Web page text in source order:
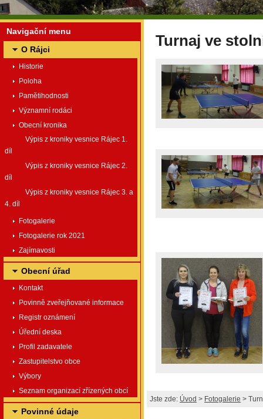
Navigační menu
O Rájci
Historie
Poloha
Pamětihodnosti
Významní rodáci
Obecní kronika
Výpis z kroniky vesnice Rájec 1.
díl
Výpis z kroniky vesnice Rájec 2.
díl
Výpis z kroniky vesnice Rájec 3. a
4. díl
Fotogalerie
Fotogalerie rok 2021
Zajímavosti
Obecní úřad
Kontakt
Povinně zveřejňované informace
Registr oznámení
Úřední deska
Profil zadavatele
Zastupitelstvo obce
Výbory
Seznam organizací zřízených obcí
Povinné údaje
Turnaj ve
Jste zde: Úvod > Fotogalerie >